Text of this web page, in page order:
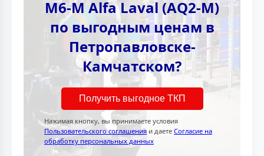
M6-M Alfa Laval (AQ2-M)
по выгодным ценам в
Петропавловске-
Камчатском?
Получить выгодное ТКП
Нажимая кнопку, вы принимаете условия
Пользовательского соглашения и даете Согласие на
обработку персональных данных